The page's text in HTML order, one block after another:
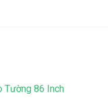
Tường 86 Inch